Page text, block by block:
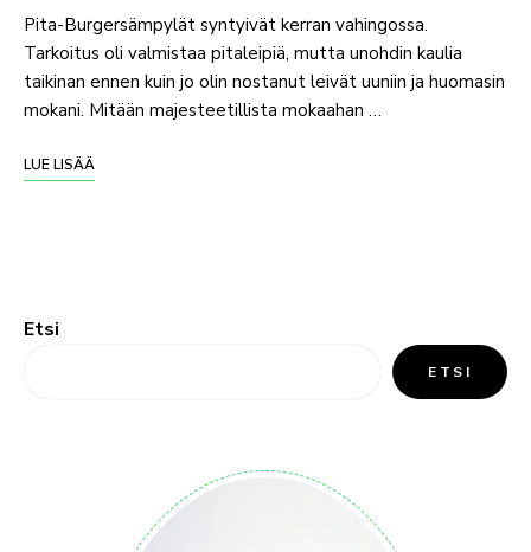
Pita-Burgersämpylät syntyivät kerran vahingossa.
Tarkoitus oli valmistaa pitaleipiä, mutta unohdin kaulia
taikinan ennen kuin jo olin nostanut leivät uuniin ja huomasin
mokani. Mitään majesteetillista mokaahan …
LUE LISÄÄ
Etsi
ETSI